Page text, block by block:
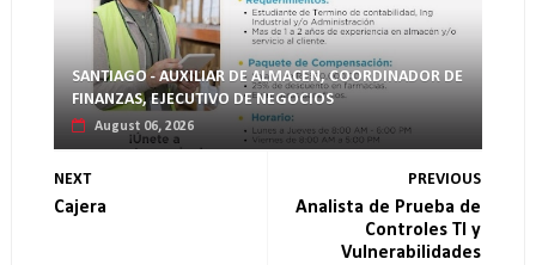
SANTIAGO - AUXILIAR DE ALMACEN, COORDINADOR DE
FINANZAS, EJECUTIVO DE NEGOCIOS
August 06, 2026
NEXT
Cajera
PREVIOUS
Analista de Prueba de
Controles TI y
Vulnerabilidades